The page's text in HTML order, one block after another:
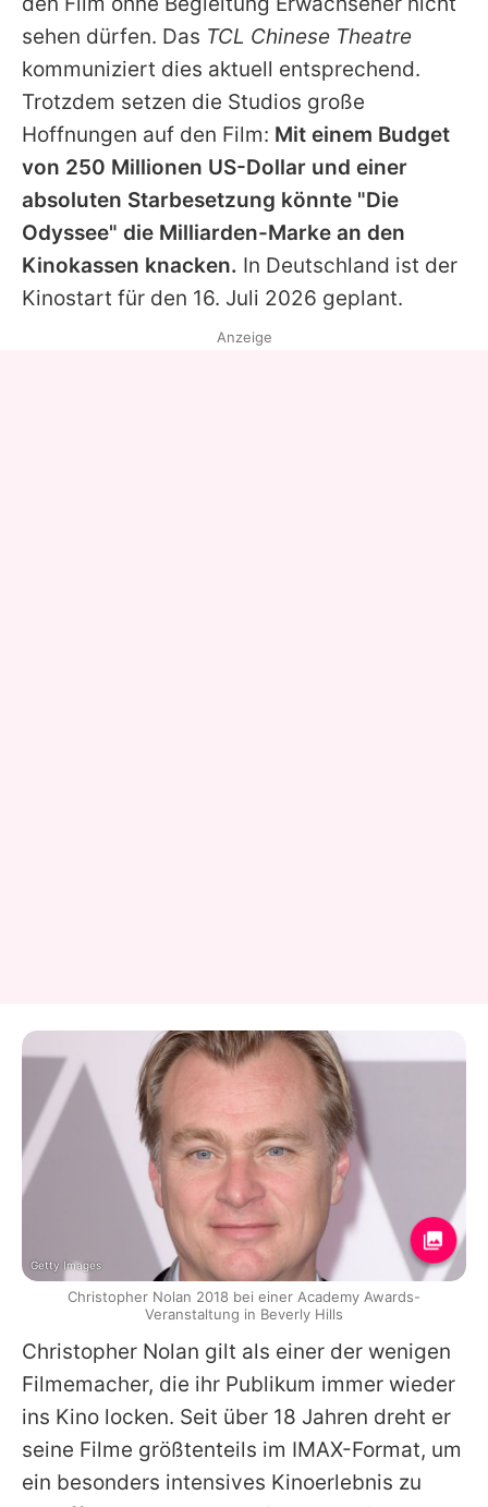
sehen dürfen. Das TCL Chinese Theatre
kommuniziert dies aktuell entsprechend.
Trotzdem setzen die Studios große
Hoffnungen auf den Film: Mit einem Budget
von 250 Millionen US-Dollar und einer
absoluten Starbesetzung könnte "Die
Odyssee" die Milliarden-Marke an den
Kinokassen knacken. In Deutschland ist der
Kinostart für den 16. Juli 2026 geplant.
Christopher Nolan gilt als einer der wenigen
Filmemacher, die ihr Publikum immer wieder
ins Kino locken. Seit über 18 Jahren dreht er
seine Filme größtenteils im IMAX-Format, um
ein besonders intensives Kinoerlebnis zu
Anzeige
Getty Images
Christopher Nolan 2018 bei einer Academy Awards-
Veranstaltung in Beverly Hills